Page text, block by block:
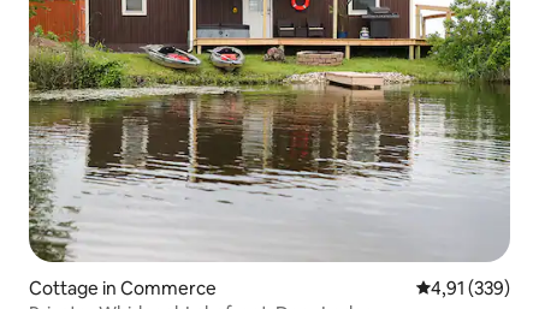
Cottage in Commerce
4,91 (339)